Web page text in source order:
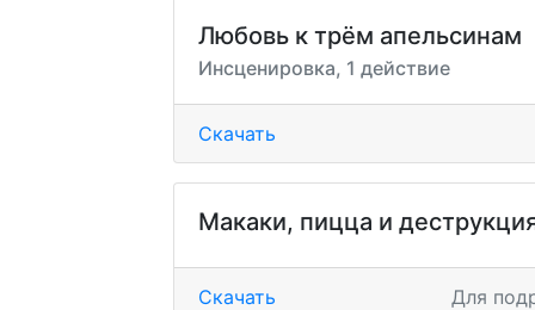
Любовь к трём апельсинам
Инсценировка, 1 действие
Скачать
Макаки, пицца и
Скачать Для